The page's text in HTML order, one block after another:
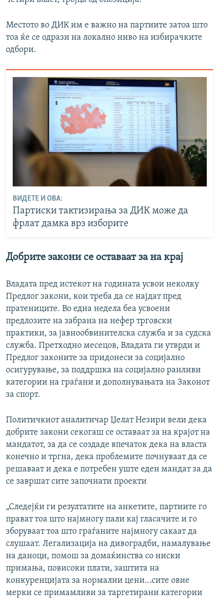
Местото во ДИК им е важно на партиите затоа што
тоа ќе се одрази на локално ниво на избирачките
одбори.
ВИДЕТЕ И ОВА:
Партиски тактизирања за ДИК може да
фрлат дамка врз изборите
Добрите закони се оставаат за на крај
Владата пред истекот на годината усвои неколку
Предлог закони, кои треба да се најдат пред
пратениците. Во една недела беа усвоени
предлозите на забрана на нефер трговски
практики, за јавнообвинителска служба и за судска
служба. Претходно месецов, Владата ги утврди и
Предлог законите за придонеси за социјално
осигурување, за поддршка на социјално ранливи
категории на граѓани и дополнувањата на Законот
за спорт.
Политичкиот аналитичар Џелат Незири вели дека
добрите закони секогаш се оставаат за на крајот на
мандатот, за да се создаде впечаток дека на власта
конечно и тргна, дека проблемите почнуваат да се
решаваат и дека е потребен уште еден мандат за да
се завршат сите започнати проекти
„Следејќи ги резултатите на анкетите, партиите го
прават тоа што најмногу пали кај гласачите и го
зборуваат тоа што граѓаните најмногу сакаат да
слушаат. Легализација на дивоградби, намалување
на даноци, помош за домаќинства со ниски
примања, повисоки плати, заштита на
конкуренцијата за нормални цени...сите овие
мерки се примамливи за таргетирани категории